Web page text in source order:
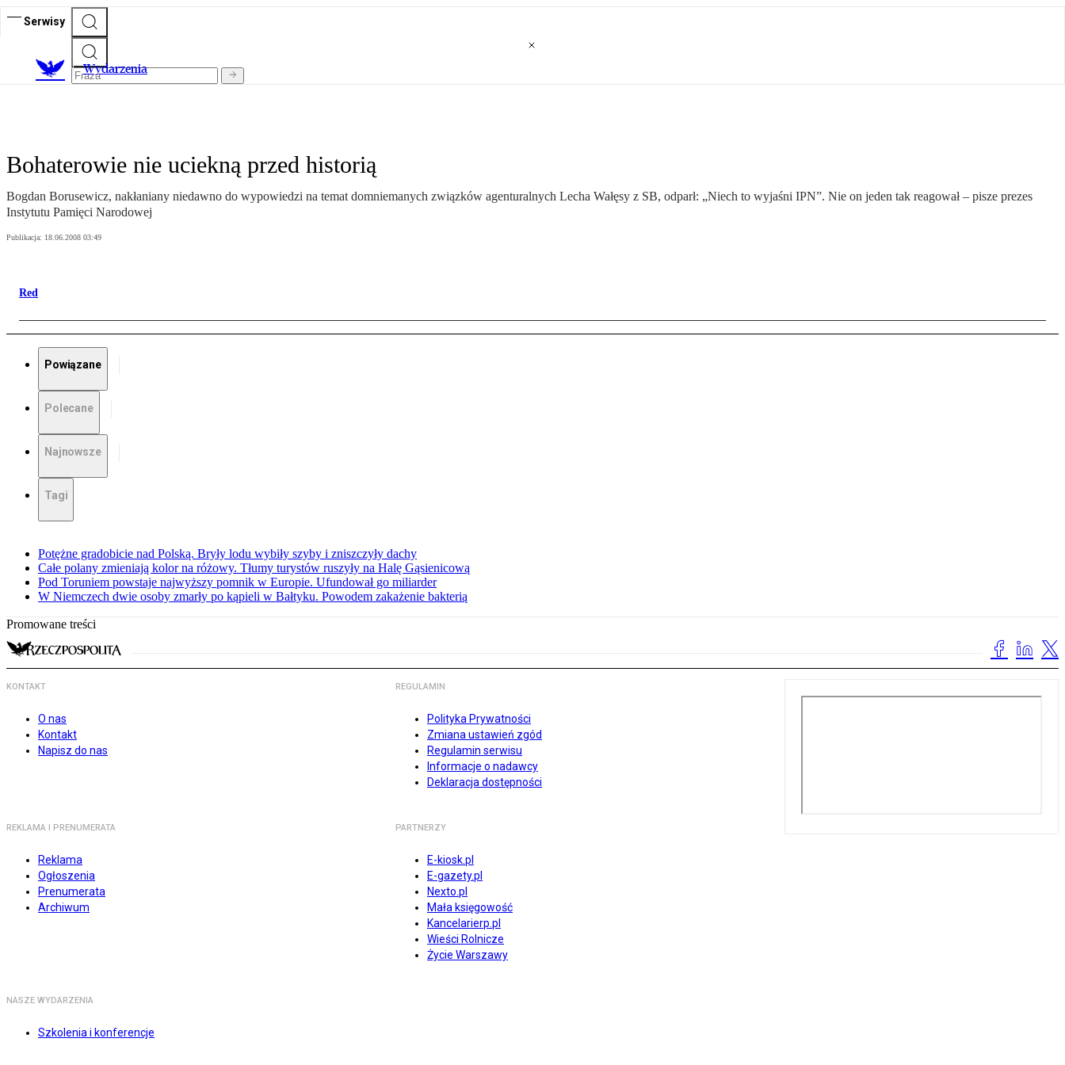
Serwisy
Wydarzenia
Bohaterowie nie uciekną przed historią
Bogdan Borusewicz, nakłaniany niedawno do wypowiedzi na temat domniemanych związków agenturalnych Lecha Wałęsy z SB, odparł: „Niech to wyjaśni IPN”. Nie on jeden tak reagował – pisze prezes
Instytutu Pamięci Narodowej
Publikacja: 18.06.2008 03:49
Red
Powiązane
Polecane
Najnowsze
Tagi
Potężne gradobicie nad Polską. Bryły lodu wybiły szyby i zniszczyły dachy
Całe polany zmieniają kolor na różowy. Tłumy turystów ruszyły na Halę Gąsienicową
Pod Toruniem powstaje najwyższy pomnik w Europie. Ufundował go miliarder
W Niemczech dwie osoby zmarły po kąpieli w Bałtyku. Powodem zakażenie bakterią
Promowane treści
KONTAKT
O nas
Kontakt
Napisz do nas
REGULAMIN
Polityka Prywatności
Zmiana ustawień zgód
Regulamin serwisu
Informacje o nadawcy
Deklaracja dostępności
REKLAMA I PRENUMERATA
Reklama
Ogłoszenia
Prenumerata
Archiwum
PARTNERZY
E-kiosk.pl
E-gazety.pl
Nexto.pl
Mała księgowość
Kancelarierp.pl
Wieści Rolnicze
Życie Warszawy
NASZE WYDARZENIA
Szkolenia i konferencje